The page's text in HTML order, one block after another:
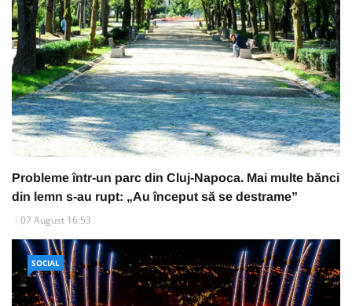
Probleme într-un parc din Cluj-Napoca. Mai multe bănci
din lemn s-au rupt: „Au început să se destrame”
07 August 16:53
SOCIAL